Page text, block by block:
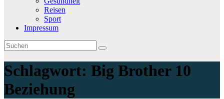
Reisen
Sport
Impressum
Schlagwort: Big Brother 10
Beziehung